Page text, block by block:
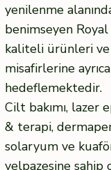
yenilenme
benimseyen
kaliteli ürünleri ve
misafirlerine
hedeflemektedir.
Cilt bakımı, lazer
& terapi,
solaryum ve
yelpazesine sahip